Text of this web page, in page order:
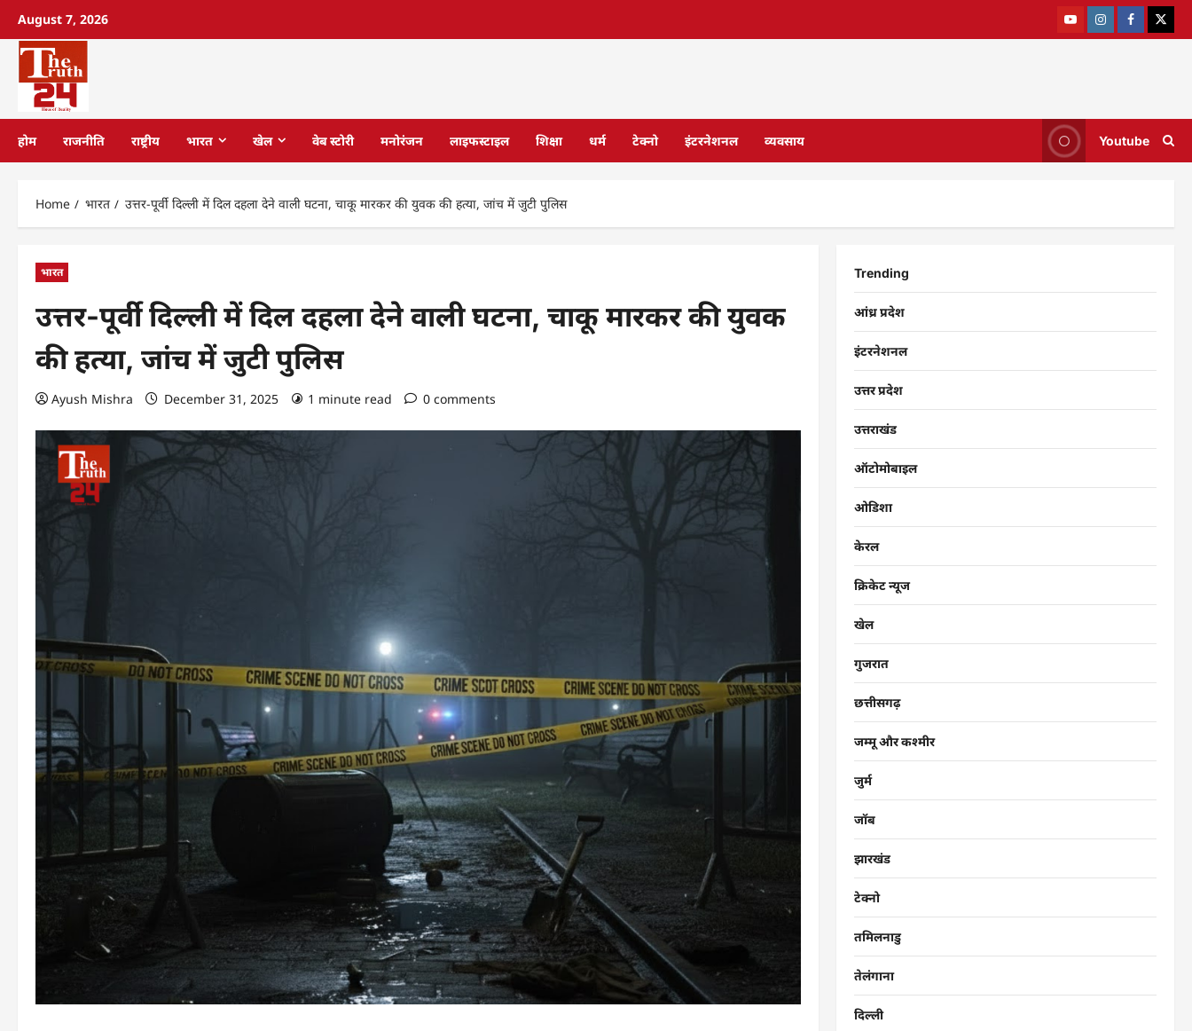
August 7, 2026
होम राजनीति राष्ट्रीय भारत खेल वेब स्टोरी मनोरंजन लाइफस्टाइल शिक्षा धर्म टेक्नो इंटरनेशनल व्यवसाय Youtube
Home भारत उत्तर-पूर्वी दिल्ली में दिल दहला देने वाली घटना, चाकू मारकर की युवक की हत्या, जांच में जुटी पुलिस
भारत
उत्तर-पूर्वी दिल्ली में दिल दहला देने वाली घटना, चाकू मारकर की युवक
की हत्या, जांच में जुटी पुलिस
Ayush Mishra December 31, 2025 1 minute read 0 comments
Trending
आंध्र प्रदेश
इंटरनेशनल
उत्तर प्रदेश
उत्तराखंड
ऑटोमोबाइल
ओडिशा
केरल
क्रिकेट न्यूज
खेल
गुजरात
छत्तीसगढ़
जम्मू और कश्मीर
जुर्म
जॉब
झारखंड
टेक्नो
तमिलनाडु
तेलंगाना
दिल्ली